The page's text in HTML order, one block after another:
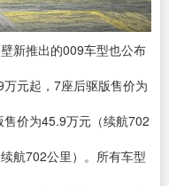
新推出的009车型也公布
元起，7座后驱版售价为
价为45.9万元（续航702
航702公里）。所有车型